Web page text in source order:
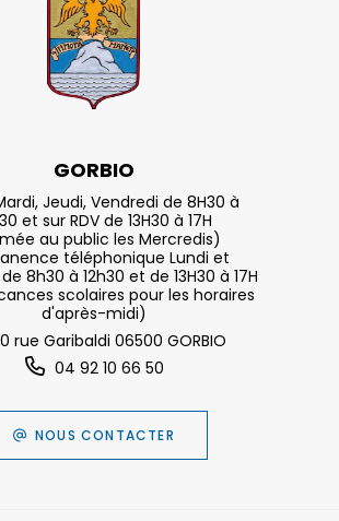
GORBIO
Jeudi, Vendredi de 8H30 à
et sur RDV de 13H30 à 17H
au public les Mercredis)
téléphonique Lundi et
8h30 à 12h30 et de 13H30 à 17H
scolaires pour les horaires
d'après-midi)
rue Garibaldi 06500 GORBIO
04 92 10 66 50
NOUS CONTACTER